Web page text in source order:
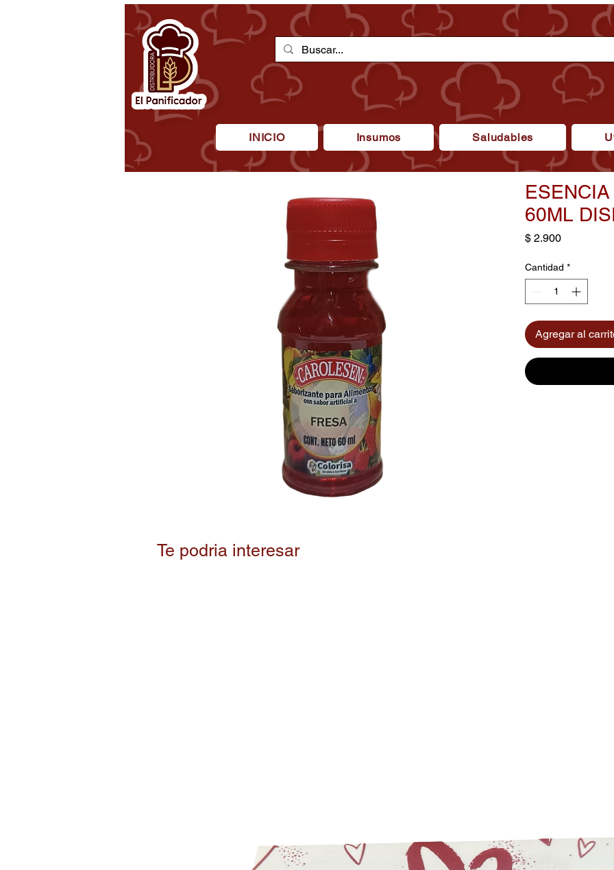
INICIO Insumos Saludables
60ML
$ 2.900Precio
Cantidad *
Agregar al
Te podria interesar